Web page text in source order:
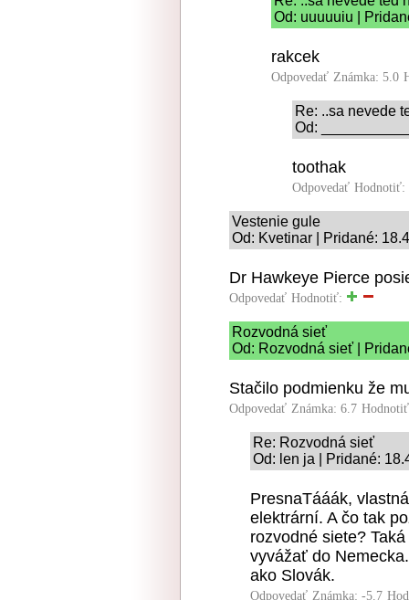
Od: uuuuuiu |
rakcek
Odpovedať Známka: 5.0
Re: ..sa nevede
Od:
toothak
Odpovedať Hodnotiť:
Vestenie gule
Od: Kvetinar | Pridané:
Dr Hawkeye Pierce
Odpovedať Hodnotiť:
Rozvodná sieť
Od: Rozvodná sieť |
Stačilo podmienku že
Odpovedať Známka: 6.7
Re: Rozvodná sieť
Od: len ja | Pridané:
PresnaTááák,
elektrární. A čo tak
rozvodné siete?
vyvážať do
ako Slovák.
Odpovedať Známka: -5.7